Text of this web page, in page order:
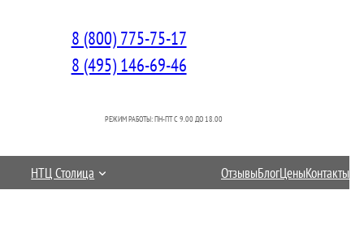
8 (800) 775-75-17
8 (495) 146-69-46
РЕЖИМ РАБОТЫ: ПН-ПТ C 9.00 ДО 18.00
НТЦ Столица ОтзывыБлогЦеныКонтакты